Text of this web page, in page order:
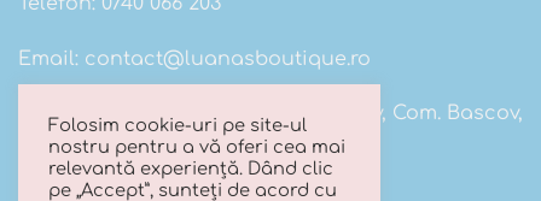
Email: contact@luanasboutique.ro
Adresa: Str. Scolii nr 16B, Sat. Bascov, Com. Bascov,
Jud Arges
Folosim cookie-uri pe site-ul
nostru pentru a vă oferi cea mai
relevantă experiență. Dând clic
pe „Accept”, sunteți de acord cu